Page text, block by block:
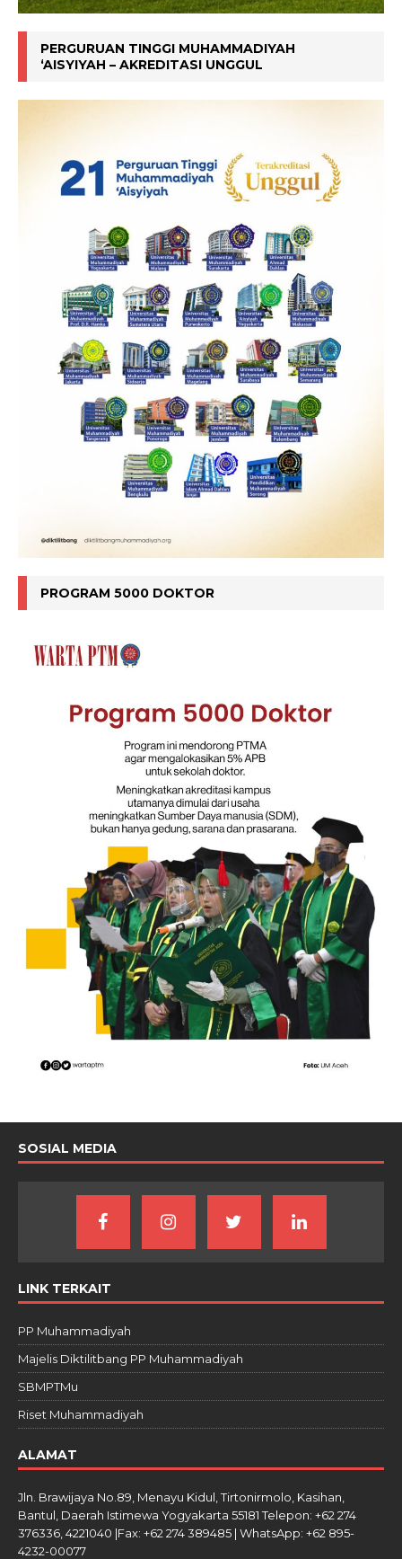
PERGURUAN TINGGI MUHAMMADIYAH
‘AISYIYAH – AKREDITASI UNGGUL
PROGRAM 5000 DOKTOR
SOSIAL MEDIA
LINK TERKAIT
PP Muhammadiyah
Majelis Diktilitbang PP Muhammadiyah
SBMPTMu
Riset Muhammadiyah
ALAMAT
Jln. Brawijaya No.89, Menayu Kidul, Tirtonirmolo, Kasihan,
Bantul, Daerah Istimewa Yogyakarta 55181 Telepon: +62 274
376336, 4221040 |Fax: +62 274 389485 | WhatsApp: +62 895-
4232-00077